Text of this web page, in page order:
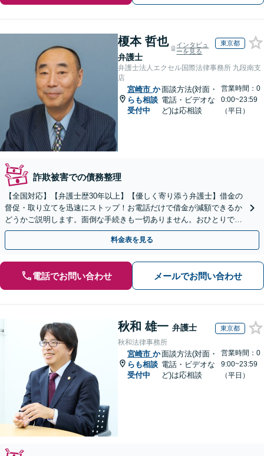
榎本 哲也
弁護士
インタビュ
ーを見る
東京都
弁護士法人エクセル国際法律事務所 九段南支
店
宮崎市 か
らも相談
受付中
面談方法(対面・
電話・ビデオな
ど)は応相談
営業時間：0
0:00~23:59
（平日）
詐欺被害での債務整理
【全国対応】【弁護士歴30年以上】【優しく寄り添う弁護士】借金の
督促・取り立てを迅速にストップ！お電話だけで借金が減額できるか
どうかご説明します。面倒な手続きも一切ありません。おひとりで悩
まず、お気軽にご相談ください。【電話相談可】
料金表を見る
電話でお問い合わせ メールでお問い合わせ
秋和 雄一 弁護士 東京都
秋和法律事務所
宮崎市 か
らも相談
受付中
面談方法(対面・
電話・ビデオな
ど)は応相談
営業時間：0
9:00~23:59
（平日）